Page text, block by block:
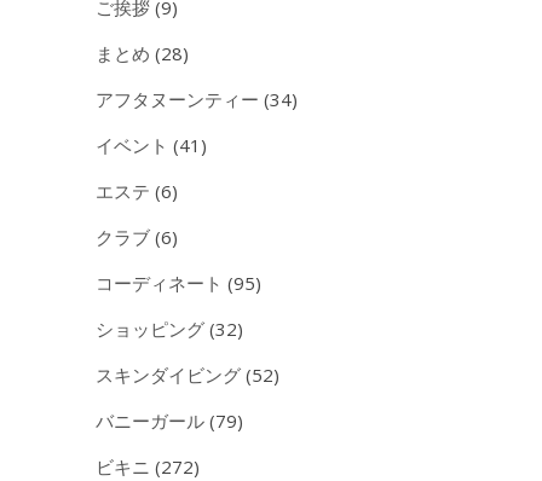
ご挨拶 (9)
まとめ (28)
アフタヌーンティー (34)
イベント (41)
エステ (6)
クラブ (6)
コーディネート (95)
ショッピング (32)
スキンダイビング (52)
バニーガール (79)
ビキニ (272)